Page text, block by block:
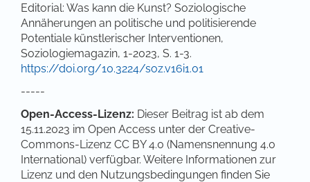
Editorial: Was kann die Kunst? Soziologische
Annäherungen an politische und politisierende
Potentiale künstlerischer Interventionen,
Soziologiemagazin, 1-2023, S. 1-3.
https://doi.org/10.3224/soz.v16i1.01
-----
Open-Access-Lizenz: Dieser Beitrag ist ab dem
15.11.2023 im Open Access unter der Creative-
Commons-Lizenz CC BY 4.0 (Namensnennung 4.0
International) verfügbar. Weitere Informationen zur
Lizenz und den Nutzungsbedingungen finden Sie